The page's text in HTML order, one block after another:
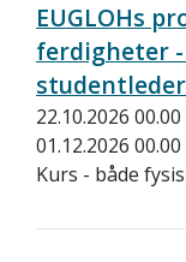
EUGLOHs
ferdigheter
22.10.2026 00.00
01.12.2026 00.00
Kurs - både